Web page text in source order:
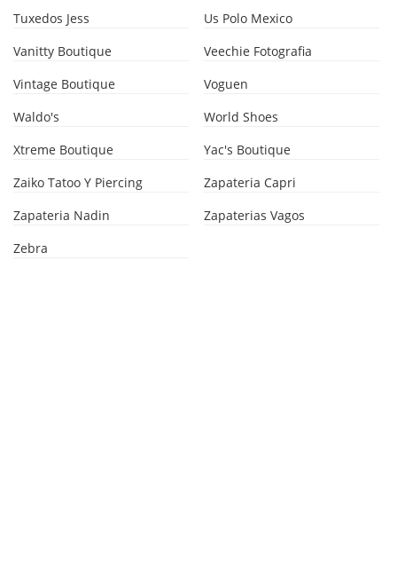
Tuxedos Jess
Us Polo Mexico
Vanitty Boutique
Veechie Fotografia
Vintage Boutique
Voguen
Waldo's
World Shoes
Xtreme Boutique
Yac's Boutique
Zaiko Tatoo Y Piercing
Zapateria Capri
Zapateria Nadin
Zapaterias Vagos
Zebra